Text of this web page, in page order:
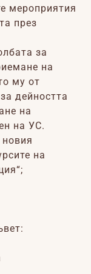
мероприятия
през
за
на
му от
дейността
на
на УС.
на